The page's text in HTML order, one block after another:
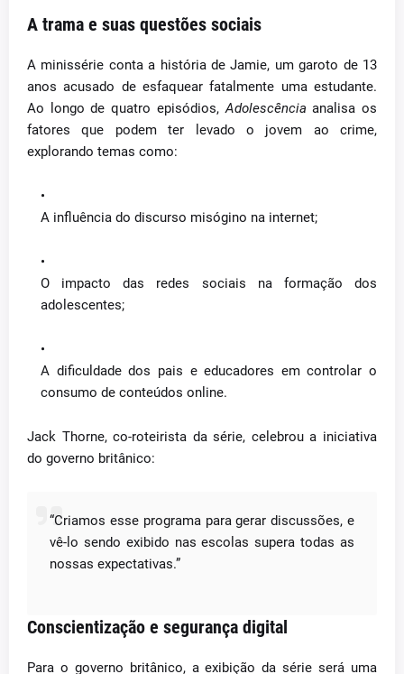
A trama e suas questões sociais
A minissérie conta a história de Jamie, um garoto de 13
anos acusado de esfaquear fatalmente uma estudante.
Ao longo de quatro episódios,Adolescência analisa os
fatores que podem ter levado o jovem ao crime,
explorando temas como:
A influência do discurso misógino na internet;
O impacto das redes sociais na formação dos
adolescentes;
A dificuldade dos pais e educadores em controlar o
consumo de conteúdos online.
Jack Thorne, co-roteirista da série, celebrou a iniciativa
do governo britânico:
“Criamos esse programa para gerar discussões, e
vê-lo sendo exibido nas escolas supera todas as
nossas expectativas.”
Conscientização e segurança digital
Para o governo britânico, a exibição da série será uma